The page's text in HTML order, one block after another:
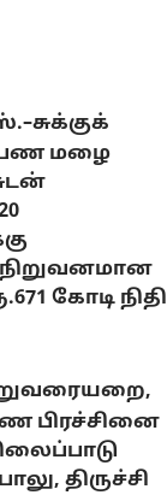
பண மழை
நிறுவனமான
கோடி நிதி
பிரச்சினை
திருச்சி